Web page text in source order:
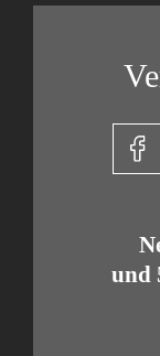
und